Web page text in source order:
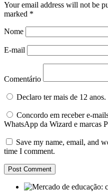
Your email address will not be
marked *
Nome
E-mail
Comentário
Declaro ter mais de 12 anos.
Concordo em receber e-
WhatsApp da Wizard e marcas
Save my name, email, and
time I comment.